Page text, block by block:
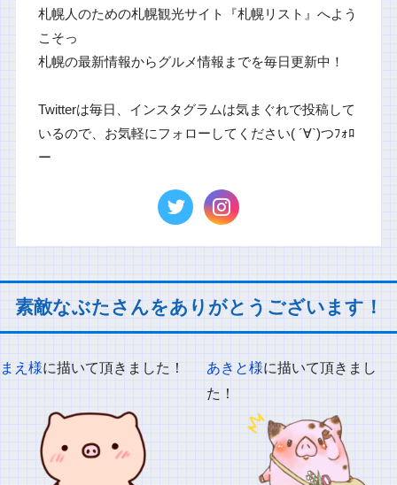
札幌人のための札幌観光サイト『札幌リスト』へよう
こそっ
札幌の最新情報からグルメ情報までを毎日更新中！
Twitterは毎日、インスタグラムは気まぐれで投稿して
いるので、お気軽にフォローしてください( ´∀`)つﾌｫﾛ
ー
素敵なぶたさんをありがとうございます！
まえ様に描いて頂きました！ あきと様に描いて頂きまし
た！